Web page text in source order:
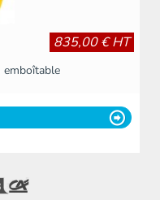
835,00 € HT
emboîtable